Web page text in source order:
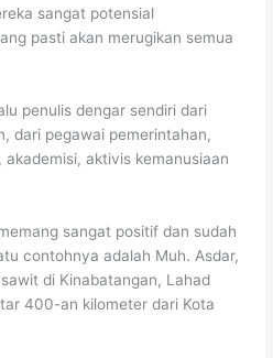
sangat potensial
pasti akan merugikan semua
penulis dengar sendiri dari
dari pegawai pemerintahan,
akademisi, aktivis kemanusiaan
sangat positif dan sudah
contohnya adalah Muh. Asdar,
di Kinabatangan, Lahad
400-an kilometer dari Kota